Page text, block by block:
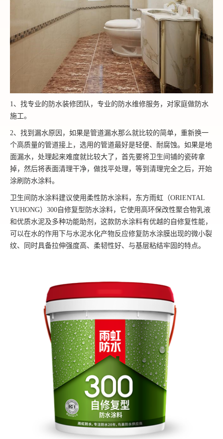
1、找专业的防水装修团队，专业的防水维修服务，对家庭做防水
施工。
2、找到漏水原因，如果是管道漏水那么就比较的简单，重新换一
个高质量的管道接上，选用的管道最好是轻便、耐腐蚀。如果是地
面漏水，处理起来难度就比较大了，首先要将卫生间铺的瓷砖拿
掉，然后将表面清理干净，做找平处理，等到清理完全之后，开始
涂刷防水涂料。
卫生间防水涂料建议使用柔性防水涂料，东方雨虹（ORIENTAL
YUHONG）300自修复型防水涂料，它使用高环保改性聚合物乳液
和优质水泥及多种功能助剂，这款防水涂料有优越的自修复性能，
可以在水的作用下与水泥水化产物反应修复防水涂膜出现的微小裂
纹、同时具备拉伸强度高、柔韧性好、与基层粘结牢固的特点。